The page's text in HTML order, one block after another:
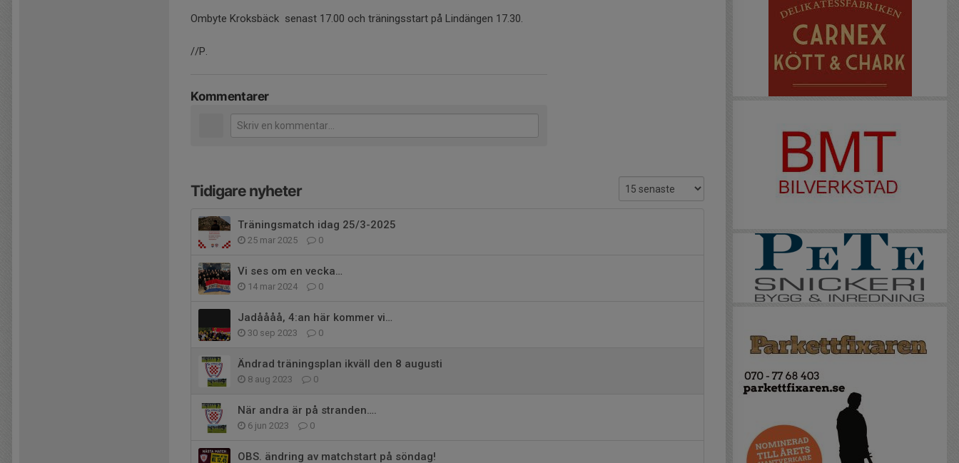
Ombyte Kroksbäck senast 17.00 och träningsstart på Lindängen 17.30.
//P.
Kommentarer
Tidigare nyheter
Träningsmatch idag 25/3-2025
25 mar 2025 0
Vi ses om en vecka…
14 mar 2024 0
Jadåååå, 4:an här kommer vi…
30 sep 2023 0
Ändrad träningsplan ikväll den 8 augusti
8 aug 2023 0
När andra är på stranden….
6 jun 2023 0
OBS. ändring av matchstart på söndag!